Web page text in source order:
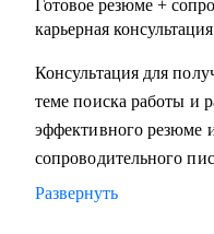
Готовое резюме +
карьерная консультация
Консультация для
теме поиска работы и
эффективного резюме
сопроводительного
Развернуть